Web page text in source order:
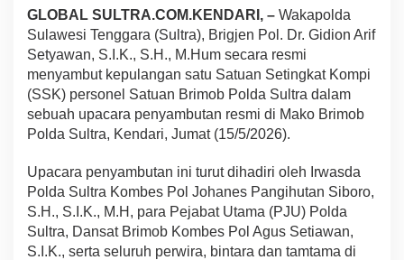
n
a
n
1
S
K
P
r
s
o
n
e
l
GLOBAL SULTRA.COM.KENDARI, – Wakapolda
Sulawesi Tenggara (Sultra), Brigjen Pol. Dr. Gidion Arif
Setyawan, S.I.K., S.H., M.Hum secara resmi
menyambut kepulangan satu Satuan Setingkat Kompi
(SSK) personel Satuan Brimob Polda Sultra dalam
sebuah upacara penyambutan resmi di Mako Brimob
Polda Sultra, Kendari, Jumat (15/5/2026).
Upacara penyambutan ini turut dihadiri oleh Irwasda
Polda Sultra Kombes Pol Johanes Pangihutan Siboro,
S.H., S.I.K., M.H, para Pejabat Utama (PJU) Polda
Sultra, Dansat Brimob Kombes Pol Agus Setiawan,
S.I.K., serta seluruh perwira, bintara dan tamtama di